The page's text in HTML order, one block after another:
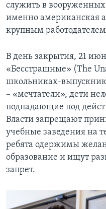
служить в
именно американская
крупным
В день закрытия, 21
«Бесстрашные» (The
школьниках-
– «мечтатели», дети
подпадающие под
Власти запрещают
учебные заведения на
ребята одержимы
образование и ищут
запрет.